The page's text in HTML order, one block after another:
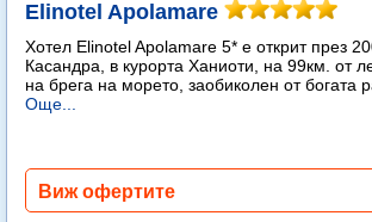
Elinotel Apolamare
Хотел Elinotel Apolamare 5* е открит през
Касандра, в курорта Ханиоти, на 99км. от
на брега на морето, заобиколен от богата
Още...
Виж офертите